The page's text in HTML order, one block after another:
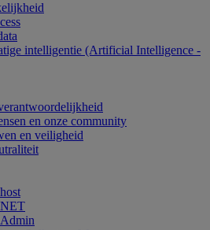
intelligentie (Artificial Intelligence -
en onze community
en veiligheid